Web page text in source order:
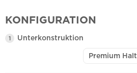
KONFIGURATION
1 Unterkonstruktion
Premium